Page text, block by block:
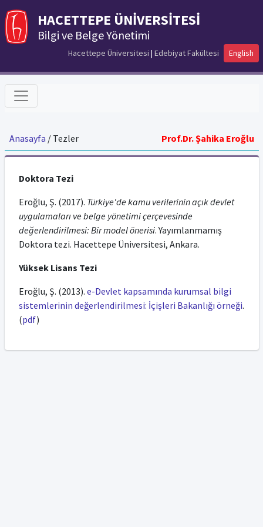
HACETTEPE ÜNİVERSİTESİ
Bilgi ve Belge Yönetimi
Hacettepe Üniversitesi | Edebiyat Fakültesi English
Anasayfa / Tezler Prof.Dr. Şahika Eroğlu
Doktora Tezi
Eroğlu, Ş. (2017). Türkiye'de kamu verilerinin açık devlet
uygulamaları ve belge yönetimi çerçevesinde
değerlendirilmesi: Bir model önerisi. Yayımlanmamış
Doktora tezi. Hacettepe Üniversitesi, Ankara.
Yüksek Lisans Tezi
Eroğlu, Ş. (2013). e-Devlet kapsamında kurumsal bilgi
sistemlerinin değerlendirilmesi: İçişleri Bakanlığı örneği.
(pdf)